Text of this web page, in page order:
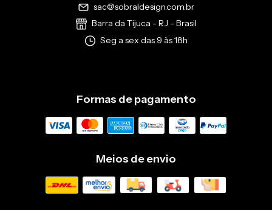
sac@sobraldesign.com.br
Barra da Tijuca - RJ - Brasil
Seg a sex das 9 às 18h
Formas de pagamento
Meios de envio